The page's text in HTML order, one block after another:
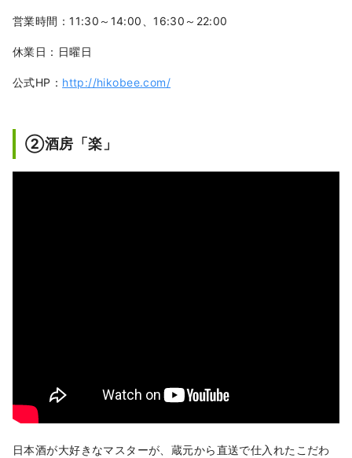
営業時間：11:30～14:00、16:30～22:00
休業日：日曜日
公式HP： http://hikobee.com/
➁酒房「楽」
日本酒が大好きなマスターが、蔵元から直送で仕入れたこだわ